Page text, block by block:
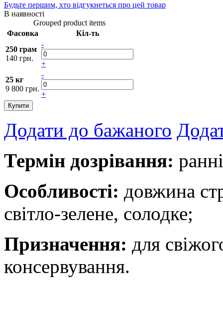
Будьте першим, хто відгукнеться про цей товар
В наявності
Grouped product items
Фасовка
Кіл-ть
250 грам
140 грн.
-
+
25 кг
9 800 грн.
-
+
Купити
Додати до бажаного
Термін дозрівання:
Особливості: довжина
світло-зелене, солодке;
Призначення: для
консервування.